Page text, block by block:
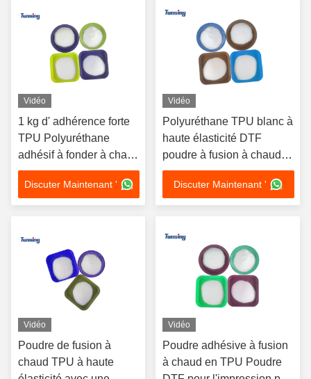
Vidéo
1 kg d' adhérence forte
TPU Polyuréthane
adhésif à fonder à chaud
poudre blanche pour la
progression de Dtf
Discuter Maintenant '
Vidéo
Polyuréthane TPU blanc à
haute élasticité DTF
poudre à fusion à chaud
pour transfert de chaleur
Discuter Maintenant '
Vidéo
Poudre de fusion à
chaud TPU à haute
Vidéo
Poudre adhésive à fusion
à chaud en TPU Poudre